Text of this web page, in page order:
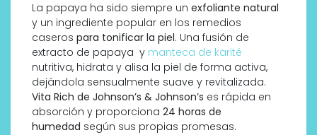
La papaya ha sido siempre un exfoliante natural
y un ingrediente popular en los remedios
caseros para tonificar la piel. Una fusión de
extracto de papaya y manteca de karité
nutritiva, hidrata y alisa la piel de forma activa,
dejándola sensualmente suave y revitalizada.
Vita Rich de Johnson’s & Johnson’s es rápida en
absorción y proporciona 24 horas de
humedad según sus propias promesas.